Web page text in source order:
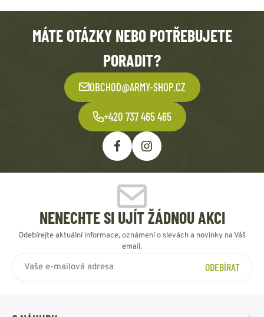
MÁTE OTÁZKY NEBO POTŘEBUJETE
PORADIT?
OBCHOD@ARMY-SHOP.CZ
+420 737 465 465
NENECHTE SI UJÍT ŽÁDNOU AKCI
Odebírejte aktuální informace, oznámení o slevách a novinky na Váš
email.
ODEBÍRAT